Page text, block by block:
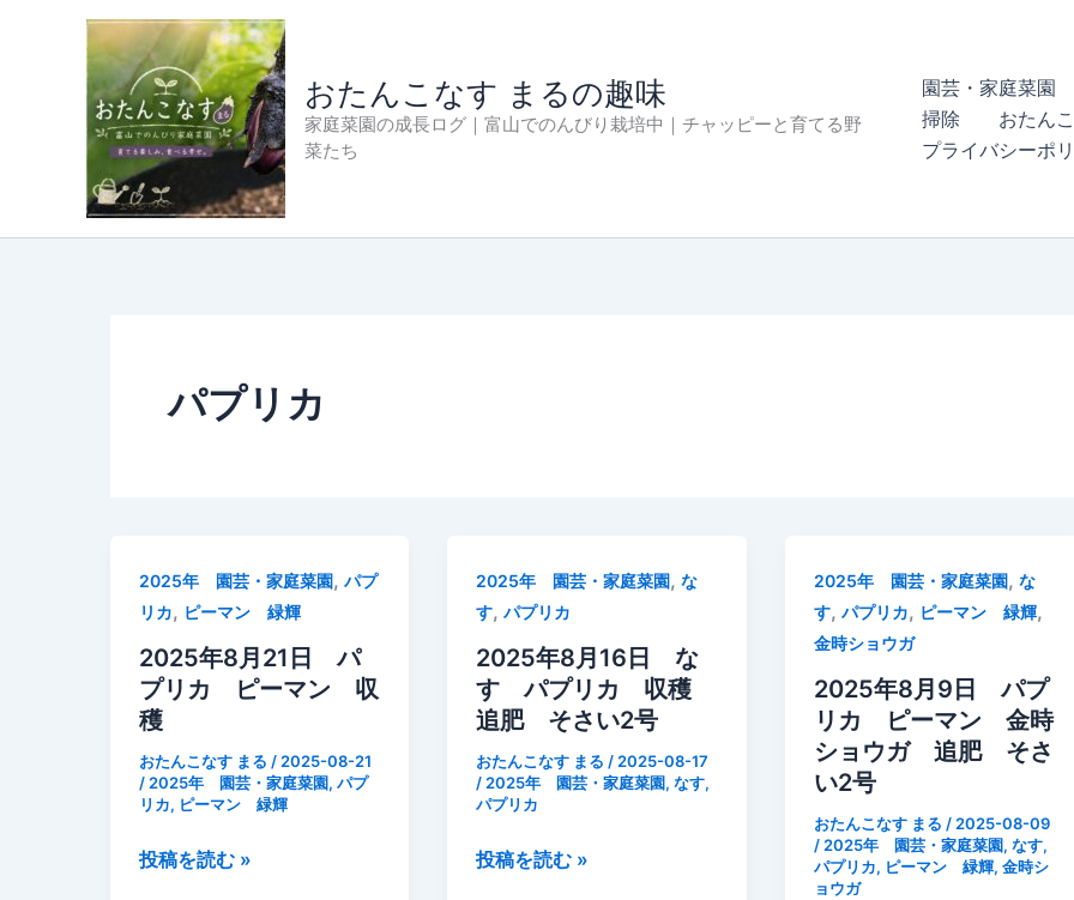
おたんこなす まるの趣味
家庭菜園の成長ログ｜富山でのんびり栽培中｜チャッピーと育てる野
菜たち
園芸・家庭菜
掃除
おたん
プライバシーポ
パプリカ
2025年 園芸・家庭菜園, パプ
リカ, ピーマン 緑輝
2025年8月21日 パ
プリカ ピーマン 収
穫
おたんこなす まる / 2025-08-21
/ 2025年 園芸・家庭菜園, パプ
リカ, ピーマン 緑輝
2025
投稿を読む »
2025年 園芸・家庭菜園,な
す,パプリカ
2025年8月16日 な
す パプリカ 収穫
追肥 そさい2号
おたんこなす まる / 2025-08-17
/ 2025年 園芸・家庭菜園,なす,
パプリカ
2025
投稿を読む »
2025年 園芸・家庭菜園, な
す, パプリカ, ピーマン 緑輝,
金時ショウガ
2025年8月9日 パプ
リカ ピーマン 金時
ショウガ 追肥 そさ
い2号
おたんこなす まる / 2025-08-09
/ 2025年 園芸・家庭菜園, なす,
パプリカ, ピーマン 緑輝, 金時シ
ョウガ